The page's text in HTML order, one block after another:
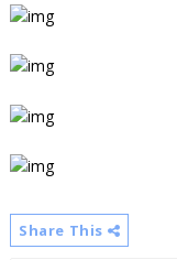
Share This